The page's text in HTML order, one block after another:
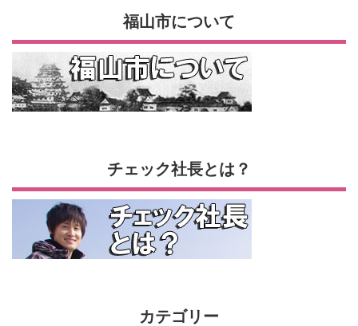
福山市について
チェック社長とは？
カテゴリー